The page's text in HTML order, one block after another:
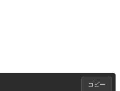
コピー